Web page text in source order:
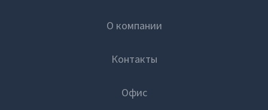
О компании
Контакты
Офис